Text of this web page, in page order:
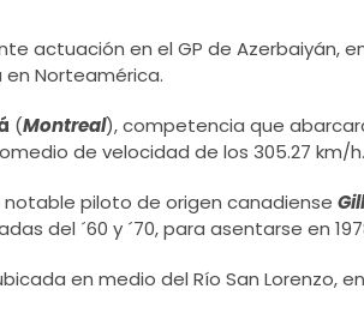
actuación en el GP de Azerbaiyán,
Norteamérica.
(Montreal), competencia que
de velocidad de los 305.27 km/h.
piloto de origen canadiense
del ´60 y ´70, para asentarse en
en medio del Río San Lorenzo,